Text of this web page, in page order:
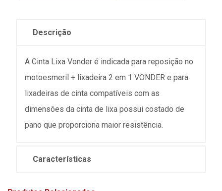
Descrição
A Cinta Lixa Vonder é indicada para reposição no
motoesmeril + lixadeira 2 em 1 VONDER e para
lixadeiras de cinta compatíveis com as
dimensões da cinta de lixa possui costado de
pano que proporciona maior resistência.
Características